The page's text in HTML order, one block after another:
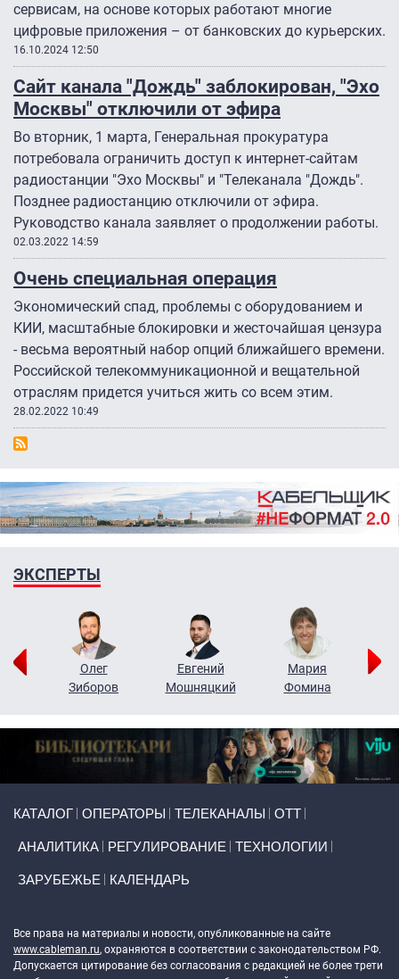
сервисам, на основе которых работают многие
цифровые приложения – от банковских до курьерских.
16.10.2024 12:50
Сайт канала "Дождь" заблокирован, "Эхо
Москвы" отключили от эфира
Во вторник, 1 марта, Генеральная прокуратура
потребовала ограничить доступ к интернет-сайтам
радиостанции "Эхо Москвы" и "Телеканала "Дождь".
Позднее радиостанцию отключили от эфира.
Руководство канала заявляет о продолжении работы.
02.03.2022 14:59
Очень специальная операция
Экономический спад, проблемы с оборудованием и
КИИ, масштабные блокировки и жесточайшая цензура
- весьма вероятный набор опций ближайшего времени.
Российской телекоммуникационной и вещательной
отраслям придется учиться жить со всем этим.
28.02.2022 10:49
ЭКСПЕРТЫ
Олег
Зиборов
Евгений
Мошняцкий
Мария
Фомина
КАТАЛОГ ОПЕРАТОРЫ ТЕЛЕКАНАЛЫ ОТТ
АНАЛИТИКА РЕГУЛИРОВАНИЕ ТЕХНОЛОГИИ
ЗАРУБЕЖЬЕ КАЛЕНДАРЬ
Все права на материалы и новости, опубликованные на сайте
www.cableman.ru, охраняются в соответствии с законодательством РФ.
Допускается цитирование без согласования с редакцией не более трети